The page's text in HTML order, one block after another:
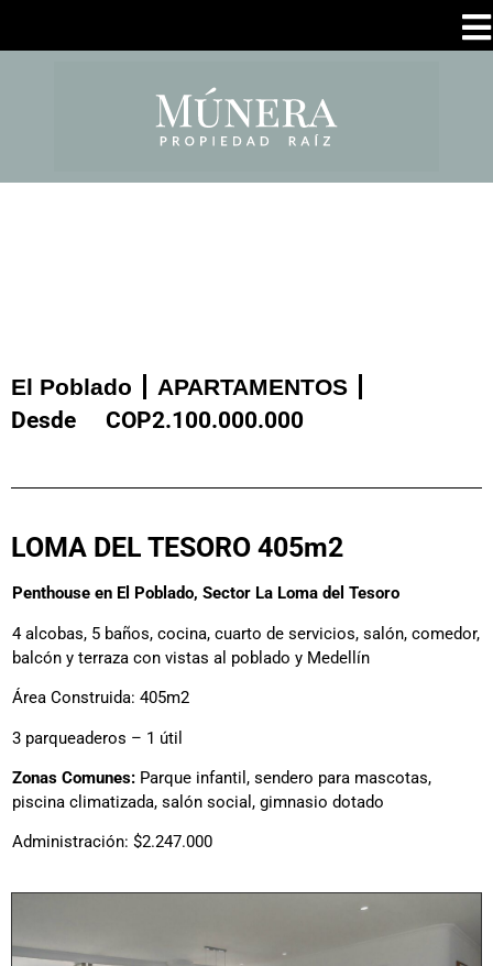
El Poblado APARTAMENTOS
Desde COP2.100.000.000
LOMA DEL TESORO 405m2
Penthouse en El Poblado, Sector La Loma del Tesoro
4 alcobas, 5 baños, cocina, cuarto de servicios, salón, comedor,
balcón y terraza con vistas al poblado y Medellín
Área Construida: 405m2
3 parqueaderos – 1 útil
Zonas Comunes: Parque infantil, sendero para mascotas,
piscina climatizada, salón social, gimnasio dotado
Administración: $2.247.000